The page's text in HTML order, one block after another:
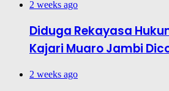
2 weeks ago
Diduga Rekayasa
Kajari Muaro Jambi
2 weeks ago